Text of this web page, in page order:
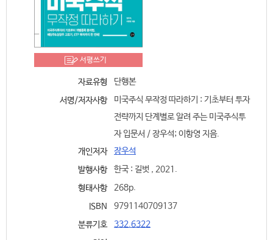
서평쓰기
자료유형
단행본
서명/저자사항
미국주식 무작정 따라하기 : 기초부터 투자
전략까지 단계별로 알려 주는 미국주식투
자 입문서 / 장우석; 이항영 지음.
개인저자
장우석
발행사항
한국 : 길벗 , 2021.
형태사항
268p.
ISBN
9791140709137
분류기호
332.6322